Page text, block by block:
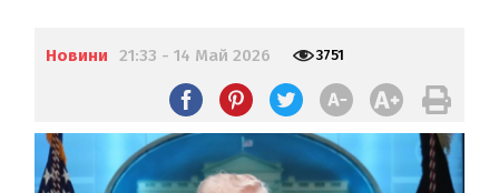
Новини 21:33 - 14 Май 2026 3751